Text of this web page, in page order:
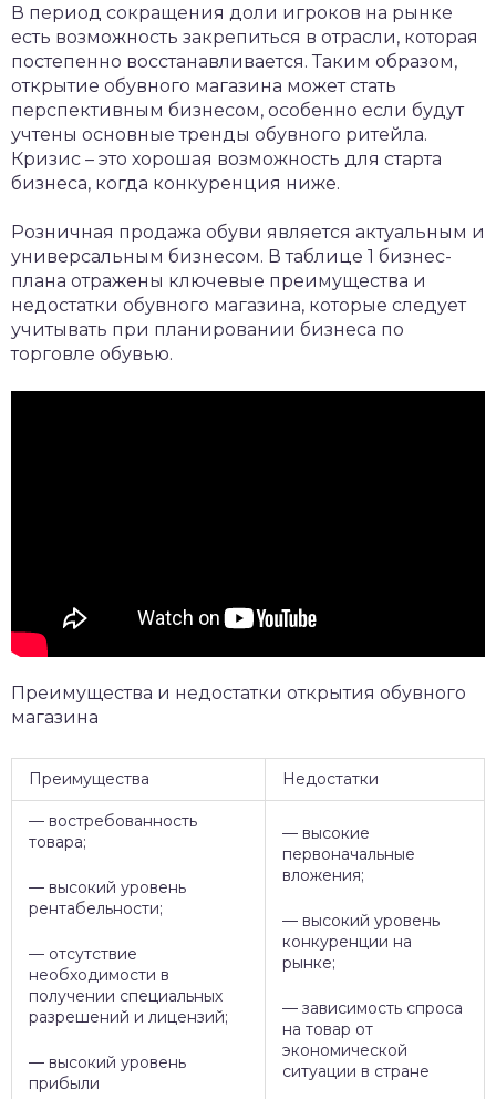
В период сокращения доли игроков на рынке
есть возможность закрепиться в отрасли, которая
постепенно восстанавливается. Таким образом,
открытие обувного магазина может стать
перспективным бизнесом, особенно если будут
учтены основные тренды обувного ритейла.
Кризис – это хорошая возможность для старта
бизнеса, когда конкуренция ниже.
Розничная продажа обуви является актуальным и
универсальным бизнесом. В таблице 1 бизнес-
плана отражены ключевые преимущества и
недостатки обувного магазина, которые следует
учитывать при планировании бизнеса по
торговле обувью.
Преимущества и недостатки открытия обувного
магазина
Преимущества Недостатки
— востребованность
товара;
— высокий уровень
рентабельности;
— отсутствие
необходимости в
получении специальных
разрешений и лицензий;
— высокий уровень
прибыли
— высокие
первоначальные
вложения;
— высокий уровень
конкуренции на
рынке;
— зависимость спроса
на товар от
экономической
ситуации в стране